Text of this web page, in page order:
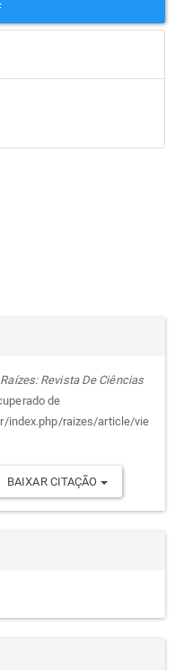
Raízes: Revista De Ciências
de
index.php/raizes/article/vie
BAIXAR CITAÇÃO